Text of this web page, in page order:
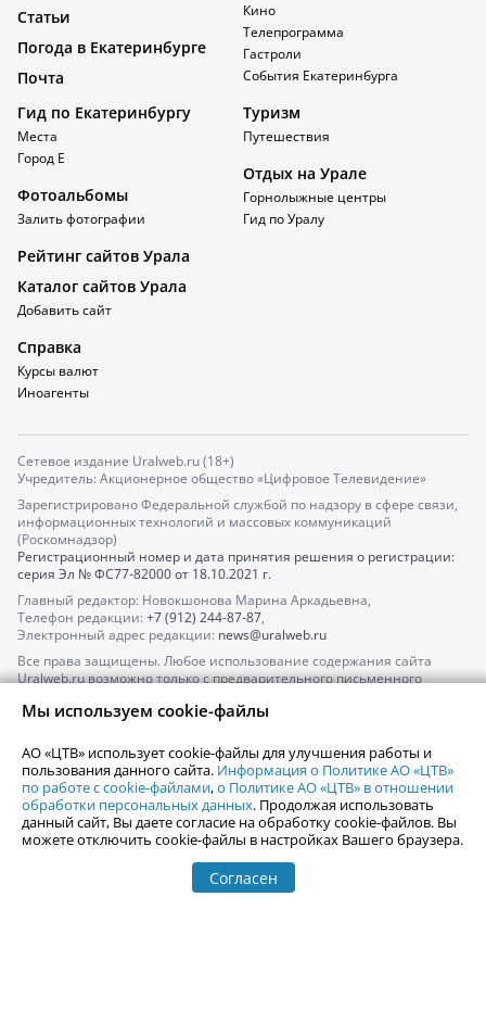
Статьи
Погода в Екатеринбурге
Почта
Кино
Телепрограмма
Гастроли
События Екатеринбурга
Гид по Екатеринбургу
Места
Город Е
Фотоальбомы
Залить фотографии
Туризм
Путешествия
Отдых на Урале
Горнолыжные центры
Гид по Уралу
Рейтинг сайтов Урала
Каталог сайтов Урала
Добавить сайт
Справка
Курсы валют
Иноагенты
Сетевое издание Uralweb.ru (18+)
Учредитель: Акционерное общество «Цифровое Телевидение»
Зарегистрировано Федеральной службой по надзору в сфере связи,
информационных технологий и массовых коммуникаций
(Роскомнадзор)
Регистрационный номер и дата принятия решения о регистрации:
серия Эл № ФС77-82000от 18.10.2021 г.
Главный редактор: Новокшонова Марина Аркадьевна,
Телефон редакции: +7 (912) 244-87-87,
Электронный адрес редакции: news@uralweb.ru
Все права защищены. Любое использование содержания сайта
Uralweb.ru возможно только с предварительного письменного
По вопросам размещения рекламы обращайтесь по тел.
По вопросам размещения информации в разделе «Афиша»
afisha@uralweb.ru
Пользовательское соглашение на использование сайта
Политика АО «ЦТВ» в отношении обработки персональных данных
Мы используем cookie-файлы
АО «ЦТВ» использует cookie-файлы для улучшения работы и
пользования данного сайта. Информация о Политике АО «ЦТВ»
по работе с cookie-файлами,о Политике АО «ЦТВ» в отношении
обработки персональных данных. Продолжая использовать
данный сайт, Вы даете согласие на обработку cookie-файлов. Вы
можете отключить cookie-файлы в настройках Вашего браузера.
Согласен